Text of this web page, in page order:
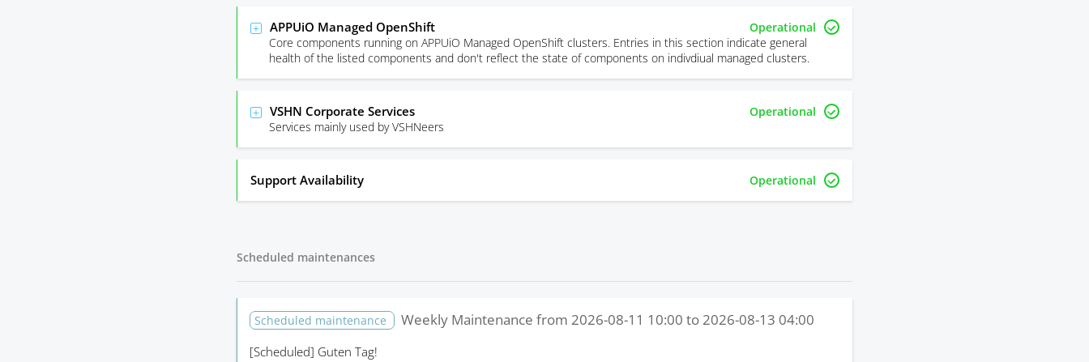
APPUiO Managed OpenShift
Operational
Core components running on APPUiO Managed OpenShift clusters. Entries in this section indicate general
health of the listed components and don't reflect the state of components on indivdiual managed clusters.
VSHN Corporate Services
Operational
Services mainly used by VSHNeers
Support Availability Operational
Scheduled maintenances
Scheduled maintenance Weekly Maintenance from 2026-08-11 10:00 to2026-08-13 04:00
[Scheduled] Guten Tag!